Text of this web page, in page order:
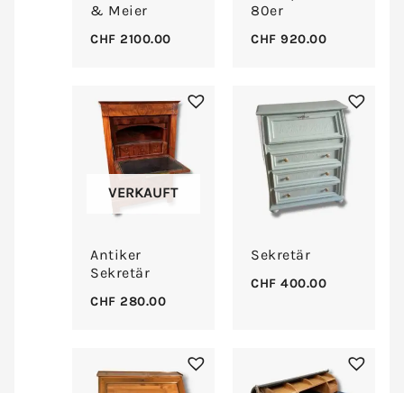
& Meier
CHF 2100.00
80er
CHF 920.00
VERKAUFT
Antiker
Sekretär
CHF 280.00
Sekretär
CHF 400.00